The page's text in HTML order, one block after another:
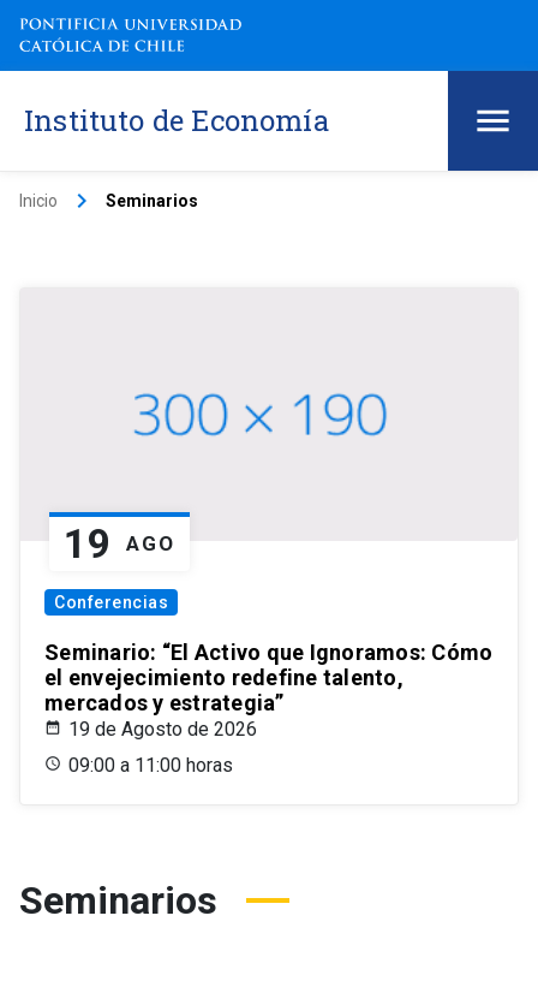
Instituto de Economía
Inicio keyboard_arrow_right Seminarios
19 AGO
Conferencias
Seminario: “El Activo que Ignoramos: Cómo
el envejecimiento redefine talento,
mercados y estrategia”
19 de Agosto de 2026
09:00 a 11:00 horas
Seminarios